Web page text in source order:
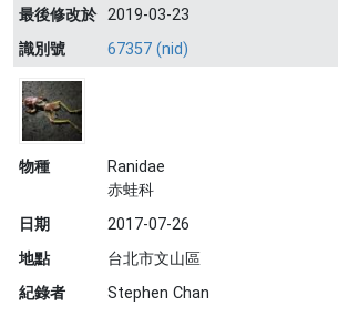
最後修改於 2019-03-23
識別號
67357 (nid)
物種
Ranidae
赤蛙科
日期
2017-07-26
地點
台北市文山區
紀錄者
Stephen Chan